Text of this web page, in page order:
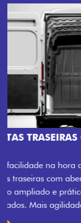
AMPLA
Mais
abertura da porta
acesso à carga,
trabalho mais
Próximo